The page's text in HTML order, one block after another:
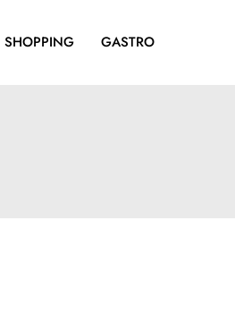
SHOPPING GASTRO